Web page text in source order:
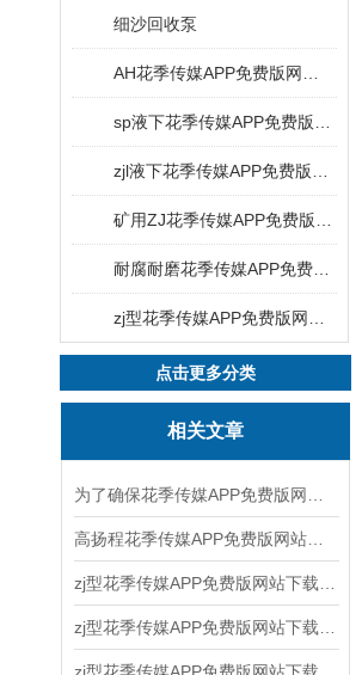
细沙回收泵
点击更多分类
相关文章